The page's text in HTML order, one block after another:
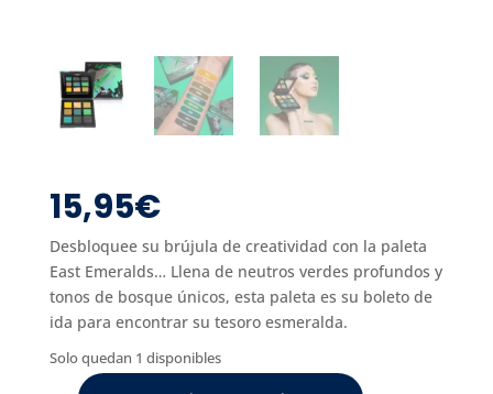
15,95€
Desbloquee su brújula de creatividad con la paleta
East Emeralds… Llena de neutros verdes profundos y
tonos de bosque únicos, esta paleta es su boleto de
ida para encontrar su tesoro esmeralda.
Solo quedan 1 disponibles